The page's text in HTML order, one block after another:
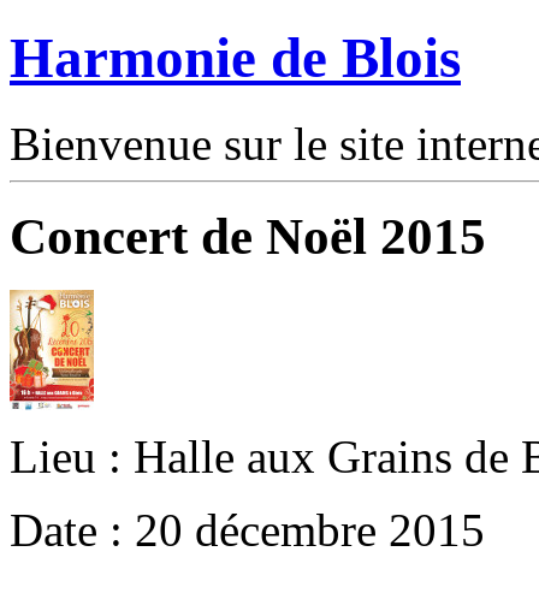
Harmonie de Blois
Bienvenue sur le site
Concert de Noël 2015
Lieu : Halle aux Grains de
Date : 20 décembre 2015